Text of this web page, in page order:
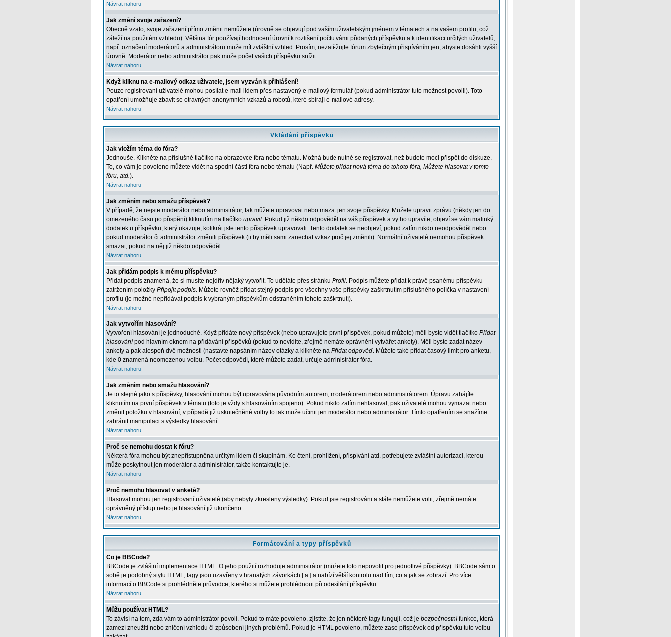
Návrat nahoru
Jak změní svoje zařazení?
Obecně vzato, svoje zařazení přímo změnit nemůžete (úrovně se objevují pod vaším uživatelským jménem v tématech a na vašem profilu, což
záleží na použitém vzhledu). Většina fór používají hodnocení úrovní k rozlišení počtu vámi přidaných příspěvků a k identifikaci určitých uživatelů,
např. označení moderátorů a administrátorů může mít zvláštní vzhled. Prosím, nezatěžujte fórum zbytečným přispíváním jen, abyste dosáhli vyšší
úrovně. Moderátor nebo administrátor pak může počet vašich příspěvků snížit.
Návrat nahoru
Když kliknu na e-mailový odkaz uživatele, jsem vyzván k přihlášení!
Pouze registrovaní uživatelé mohou posílat e-mail lidem přes nastavený e-mailový formulář (pokud administrátor tuto možnost povolil). Toto
opatření umožňuje zbavit se otravných anonymních vzkazů a robotů, které sbírají e-mailové adresy.
Návrat nahoru
Vkládání příspěvků
Jak vložím téma do fóra?
Jednouše. Klikněte na příslušné tlačítko na obrazovce fóra nebo tématu. Možná bude nutné se registrovat, než budete moci přispět do diskuze.
To, co vám je povoleno můžete vidět na spodní části fóra nebo tématu (Např. Můžete přidat nová téma do tohoto fóra, Můžete hlasovat v tomto
fóru, atd.).
Návrat nahoru
Jak změním nebo smažu příspěvek?
V případě, že nejste moderátor nebo administrátor, tak můžete upravovat nebo mazat jen svoje příspěvky. Můžete upravit zprávu (někdy jen do
omezeného času po přispění) kliknutím na tlačítko upravit. Pokud již někdo odpověděl na váš příspěvek a vy ho upravíte, objeví se vám malinký
dodatek u příspěvku, který ukazuje, kolikrát jste tento příspěvek upravovali. Tento dodatek se neobjeví, pokud zatím nikdo neodpověděl nebo
pokud moderátor či administrátor změnili příspěvek (ti by měli sami zanechat vzkaz proč jej změnili). Normální uživatelé nemohou příspěvek
smazat, pokud na něj již někdo odpověděl.
Návrat nahoru
Jak přidám podpis k mému příspěvku?
Přidat podpis znamená, že si musíte nejdřív nějaký vytvořit. To uděláte přes stránku Profil. Podpis můžete přidat k právě psanému příspěvku
zatržením položky Připojit podpis. Můžete rovněž přidat stejný podpis pro všechny vaše příspěvky zaškrtnutím příslušného políčka v nastavení
profilu (je možné nepřidávat podpis k vybraným příspěvkům odstraněním tohoto zaškrtnutí).
Návrat nahoru
Jak vytvořím hlasování?
Vytvoření hlasování je jednoduché. Když přidáte nový příspěvek (nebo upravujete první příspěvek, pokud můžete) měli byste vidět tlačítko Přidat
hlasování pod hlavním oknem na přidávání příspěvků (pokud to nevidíte, zřejmě nemáte oprávnění vytvářet ankety). Měli byste zadat název
ankety a pak alespoň dvě možnosti (nastavte napsáním název otázky a klikněte na Přidat odpověď. Můžete také přidat časový limit pro anketu,
kde 0 znamená neomezenou volbu. Počet odpovědí, které můžete zadat, určuje administrátor fóra.
Návrat nahoru
Jak změním nebo smažu hlasování?
Je to stejné jako s příspěvky, hlasování mohou být upravována původním autorem, moderátorem nebo administrátorem. Úpravu zahájíte
kliknutím na první příspěvek v tématu (toto je vždy s hlasováním spojeno). Pokud nikdo zatím nehlasoval, pak uživatelé mohou vymazat nebo
změnit položku v hlasování, v případě již uskutečněné volby to tak může učinit jen moderátor nebo administrátor. Tímto opatřením se snažíme
zabránit manipulaci s výsledky hlasování.
Návrat nahoru
Proč se nemohu dostat k fóru?
Některá fóra mohou být znepřístupněna určitým lidem či skupinám. Ke čtení, prohlížení, přispívání atd. potřebujete zvláštní autorizaci, kterou
může poskytnout jen moderátor a administrátor, takže kontaktujte je.
Návrat nahoru
Proč nemohu hlasovat v anketě?
Hlasovat mohou jen registrovaní uživatelé (aby nebyly zkresleny výsledky). Pokud jste registrováni a stále nemůžete volit, zřejmě nemáte
oprávněný přístup nebo je hlasování již ukončeno.
Návrat nahoru
Formátování a typy příspěvků
Co je BBCode?
BBCode je zvláštní implementace HTML. O jeho použití rozhoduje administrátor (můžete toto nepovolit pro jednotlivé příspěvky). BBCode sám o
sobě je podobný stylu HTML, tagy jsou uzavřeny v hranatých závorkách [ a ] a nabízí větší kontrolu nad tím, co a jak se zobrazí. Pro více
informací o BBCode si prohlédněte průvodce, kterého si můžete prohlédnout při odesílání příspěvku.
Návrat nahoru
Můžu používat HTML?
To závisí na tom, zda vám to administrátor povolí. Pokud to máte povoleno, zjistíte, že jen některé tagy fungují, což je bezpečnostní funkce, která
zamezí zneužití nebo zničení vzhledu či způsobení jiných problémů. Pokud je HTML povoleno, můžete zase příspěvek od příspěvku tuto volbu